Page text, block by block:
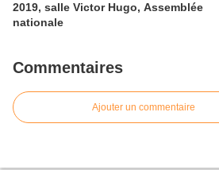
2019, salle Victor Hugo, Assemblée
nationale
Commentaires
Ajouter un commentaire